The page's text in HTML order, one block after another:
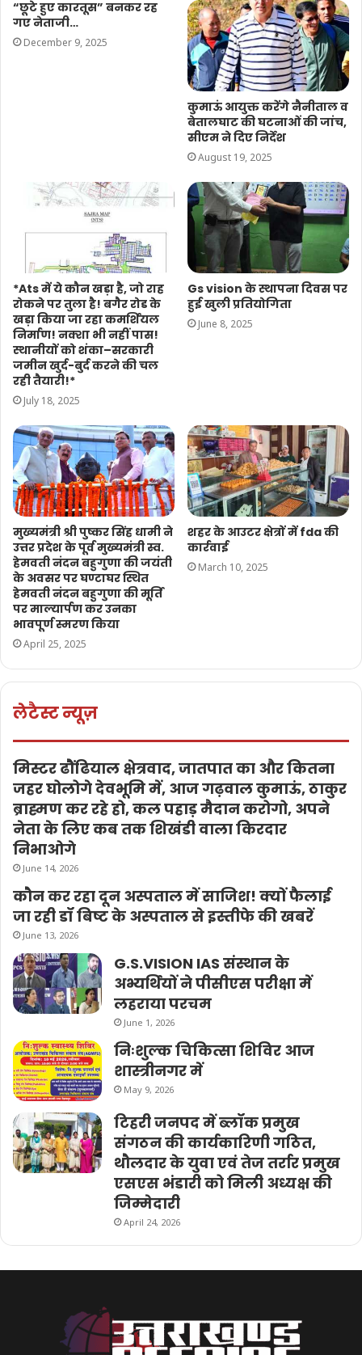
“छूटे हुए कारतूस” बनकर रह
गए नेताजी…
December 9, 2025
कुमाऊं आयुक्त करेंगे नैनीताल व
बेतालघाट की घटनाओं की जांच,
सीएम ने दिए निर्देश
August 19, 2025
*Ats में ये कौन खड़ा है, जो राह
रोकने पर तुला है! बगैर रोड के
खड़ा किया जा रहा कमर्शियल
निर्माण! नक्शा भी नहीं पास!
स्थानीयों को शंका–सरकारी
जमीन खुर्द-बुर्द करने की चल
रही तैयारी!*
July 18, 2025
Gs vision के स्थापना दिवस पर
हुई खुली प्रतियोगिता
June 8, 2025
मुख्यमंत्री श्री पुष्कर सिंह धामी ने
उत्तर प्रदेश के पूर्व मुख्यमंत्री स्व.
हेमवती नंदन बहुगुणा की जयंती
के अवसर पर घण्टाघर स्थित
हेमवती नंदन बहुगुणा की मूर्ति
पर माल्यार्पण कर उनका
भावपूर्ण स्मरण किया
April 25, 2025
शहर के आउटर क्षेत्रों में fda की
कार्रवाई
March 10, 2025
लेटैस्ट न्यूज़
मिस्टर ढौंढियाल क्षेत्रवाद, जातपात का और कितना
जहर घोलोगे देवभूमि में, आज गढ़वाल कुमाऊं, ठाकुर
ब्राह्मण कर रहे हो, कल पहाड़ मैदान करोगो, अपने
नेता के लिए कब तक शिखंडी वाला किरदार
निभाओगे
June 14, 2026
कौन कर रहा दून अस्पताल में साजिश! क्यों फैलाई
जा रही डॉ बिष्ट के अस्पताल से इस्तीफे की खबरें
June 13, 2026
G.S.VISION IAS संस्थान के
अभ्यर्थियों ने पीसीएस परीक्षा में
लहराया परचम
June 1, 2026
निःशुल्क चिकित्सा शिविर आज
शास्त्रीनगर में
May 9, 2026
टिहरी जनपद में ब्लॉक प्रमुख
संगठन की कार्यकारिणी गठित,
थौलदार के युवा एवं तेज तर्रार प्रमुख
एसएस भंडारी को मिली अध्यक्ष की
जिम्मेदारी
April 24, 2026